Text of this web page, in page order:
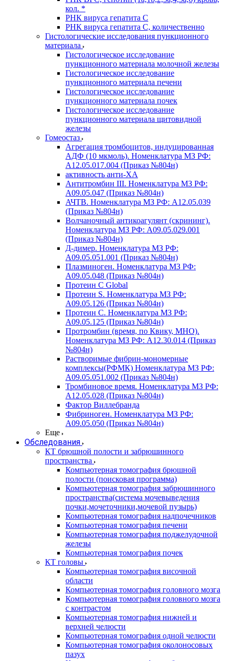
кол. *
РНК вируса гепатита C
РНК вируса гепатита C, количественно
Гистологические исследования пункционного
материала
Гистологическое исследование
пункционного материала молочной железы
Гистологическое исследование
пункционного материала печени
Гистологическое исследование
пункционного материала почек
Гистологическое исследование
пункционного материала щитовидной
железы
Гомеостаз
Агрегация тромбоцитов, индуцированная
АДФ (10 мкмоль). Номенклатура МЗ РФ:
A12.05.017.004 (Приказ №804н)
активность анти-ХА
Антитромбин III. Номенклатура МЗ РФ:
A09.05.047 (Приказ №804н)
АЧТВ. Номенклатура МЗ РФ: A12.05.039
(Приказ №804н)
Волчаночный антикоагулянт (скрининг).
Номенклатура МЗ РФ: A09.05.029.001
(Приказ №804н)
Д-димер. Номенклатура МЗ РФ:
A09.05.051.001 (Приказ №804н)
Плазминоген. Номенклатура МЗ РФ:
A09.05.048 (Приказ №804н)
Протеин C Global
Протеин S. Номенклатура МЗ РФ:
A09.05.126 (Приказ №804н)
Протеин С. Номенклатура МЗ РФ:
A09.05.125 (Приказ №804н)
Протромбин (время, по Квику, МНО).
Номенклатура МЗ РФ: A12.30.014 (Приказ
№804н)
Растворимые фибрин-мономерные
комплексы(РФМК) Номенклатура МЗ РФ:
A09.05.051.002 (Приказ №804н)
Тромбиновое время. Номенклатура МЗ РФ:
A12.05.028 (Приказ №804н)
Фактор Виллебранда
Фибриноген. Номенклатура МЗ РФ:
A09.05.050 (Приказ №804н)
Еще
Обследования
КТ брюшной полости и забрюшинного
пространства
Компьютерная томография брюшной
полости (поисковая программа)
Компьютерная томография забрюшинного
пространства(система мочевыведения
почки,мочеточники,мочевой пузырь)
Компьютерная томография надпочечников
Компьютерная томография печени
Компьютерная томография поджелудочной
железы
Компьютерная томография почек
КТ головы
Компьютерная томография височной
области
Компьютерная томография головного мозга
Компьютерная томография головного мозга
с контрастом
Компьютерная томография нижней и
верхней челюсти
Компьютерная томография одной челюсти
Компьютерная томография околоносовых
пазух